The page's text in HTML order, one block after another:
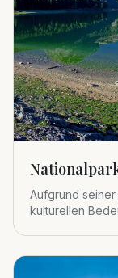
Aufgrund
kulturellen